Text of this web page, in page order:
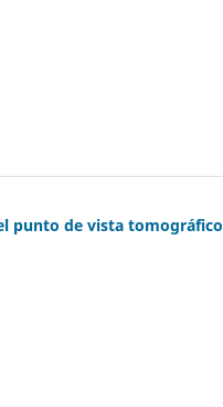
punto de vista tomográfico